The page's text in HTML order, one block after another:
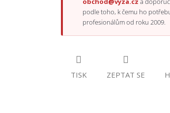
podle toho, k čemu ho
profesionálům od roku 2009.
TISK ZEPTAT SE